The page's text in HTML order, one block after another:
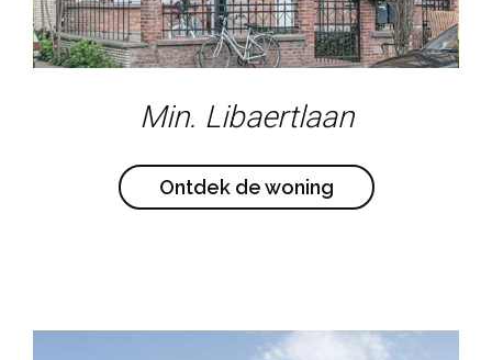
Min. Libaertlaan
Ontdek de woning